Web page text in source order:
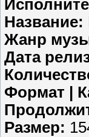
Название:
Жанр
Дата
Формат |
Размер: